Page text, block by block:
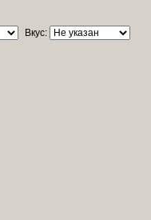
Вкус: